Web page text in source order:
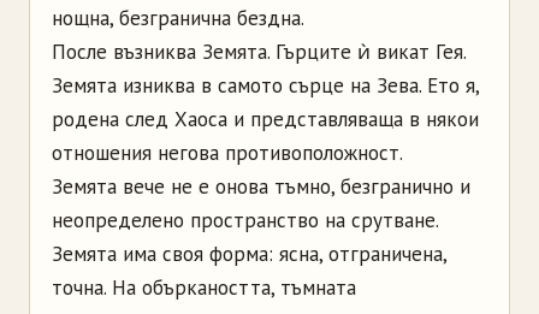
нощна, безгранична бездна.
После възниква Земята. Гърците ѝ викат Гея.
Земята изниква в самото сърце на Зева. Ето я,
родена след Хаоса и представляваща в някои
отношения негова противоположност.
Земята вече не е онова тъмно, безгранично и
неопределено пространство на срутване.
Земята има своя форма: ясна, отграничена,
точна. На объркаността, тъмната